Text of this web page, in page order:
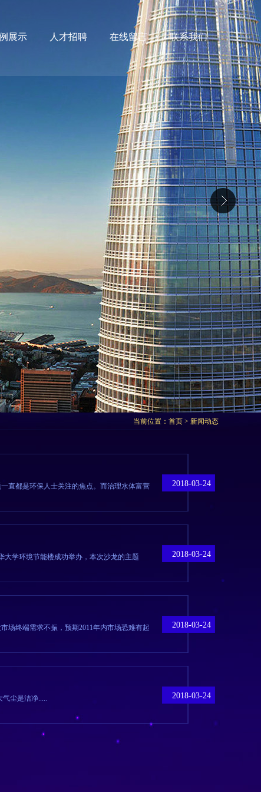
展示 人才招聘 在线留言 联系我们
当前位置： 首页 > 新闻动态
直都是环保人士关注的焦点。而治理水体富营
2018-03-24
大学环境节能楼成功举办，本次沙龙的主题
2018-03-24
场终端需求不振，预期2011年内市场恐难有起
2018-03-24
尘是洁净..... 2018-03-24